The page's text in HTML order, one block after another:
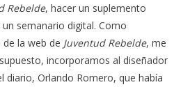
Rebelde, hacer un suplemento
semanario digital. Como
la web de Juventud Rebelde, me
incorporamos al diseñador
diario, Orlando Romero, que había